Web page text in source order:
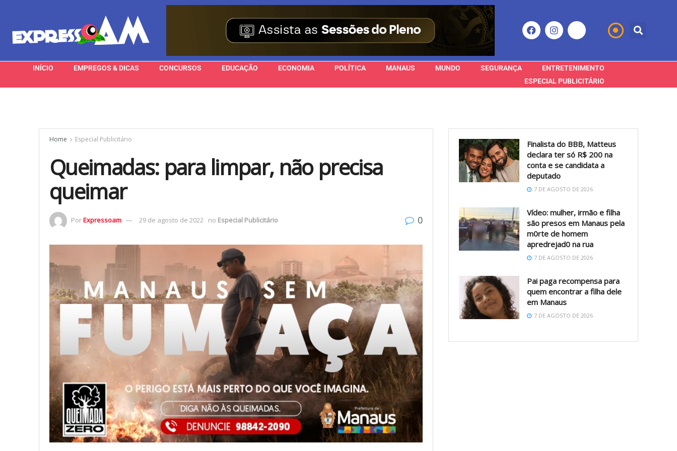
INÍCIO EMPREGOS & DICAS CONCURSOS EDUCAÇÃO ECONOMIA POLÍTICA MANAUS MUNDO SEGURANÇA
ENTRETENIMENTO
ESPECIAL PUBLICITÁRIO
Home Especial Publicitário
Queimadas: para limpar, não precisa
queimar
PorExpressoam 29 de agosto de 2022 no Especial Publicitário 0
Finalista do BBB, Matteus
declara ter só R$ 200 na
conta e se candidata a
deputado
7 DE AGOSTO DE 2026
Vídeo: mulher, irmão e filha
são presos em Manaus pela
m0rte de homem
apredrejad0 na rua
7 DE AGOSTO DE 2026
Pai paga recompensa para
quem encontrar a filha dele
em Manaus
7 DE AGOSTO DE 2026